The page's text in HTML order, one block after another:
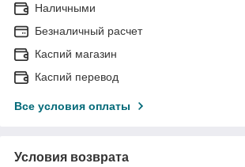
Наличными
Безналичный расчет
Каспий магазин
Каспий перевод
Все условия оплаты
Условия возврата